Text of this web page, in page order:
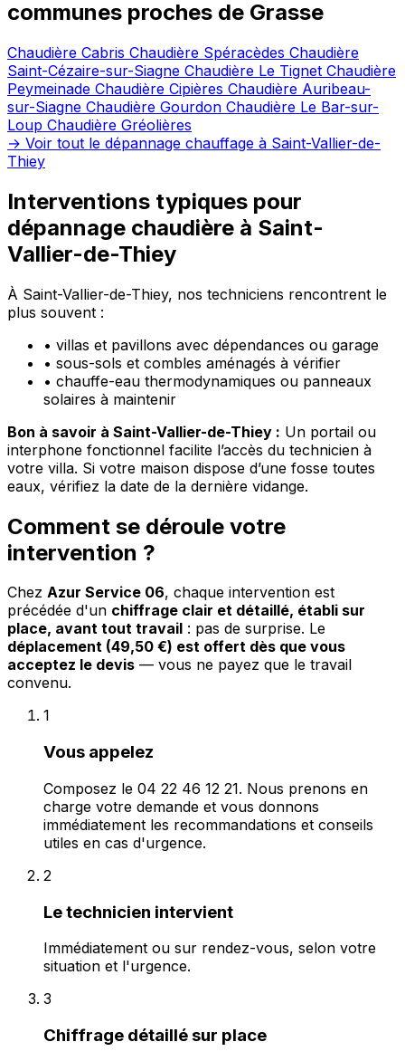
communes proches de Grasse
Chaudière Cabris Chaudière Spéracèdes Chaudière
Saint-Cézaire-sur-Siagne Chaudière Le Tignet Chaudière
Peymeinade Chaudière Cipières Chaudière Auribeau-
sur-Siagne Chaudière Gourdon Chaudière Le Bar-sur-
Loup Chaudière Gréolières
→ Voir tout le dépannage chauffage à Saint-Vallier-de-
Thiey
Interventions typiques pour
dépannage chaudière à Saint-
Vallier-de-Thiey
À Saint-Vallier-de-Thiey, nos techniciens rencontrent le
plus souvent :
• villas et pavillons avec dépendances ou garage
• sous-sols et combles aménagés à vérifier
• chauffe-eau thermodynamiques ou panneaux
solaires à maintenir
Bon à savoir à Saint-Vallier-de-Thiey : Un portail ou
interphone fonctionnel facilite l’accès du technicien à
votre villa. Si votre maison dispose d’une fosse toutes
eaux, vérifiez la date de la dernière vidange.
Comment se déroule votre
intervention ?
Chez Azur Service 06, chaque intervention est
précédée d'un chiffrage clair et détaillé, établi sur
place, avant tout travail : pas de surprise. Le
déplacement (49,50 €) est offert dès que vous
acceptez le devis — vous ne payez que le travail
convenu.
1
Vous appelez
Composez le 04 22 46 12 21. Nous prenons en
charge votre demande et vous donnons
immédiatement les recommandations et conseils
utiles en cas d'urgence.
2
Le technicien intervient
Immédiatement ou sur rendez-vous, selon votre
situation et l'urgence.
3
Chiffrage détaillé sur place